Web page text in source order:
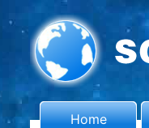
Home